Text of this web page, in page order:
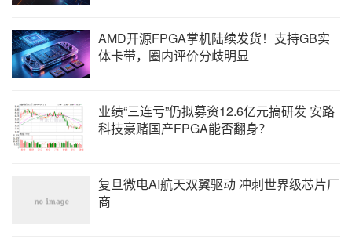
AMD开源FPGA掌机陆续发货！支持GB实
体卡带，圈内评价分歧明显
业绩“三连亏”仍拟募资12.6亿元搞研发 安路
科技豪赌国产FPGA能否翻身？
复旦微电AI航天双翼驱动 冲刺世界级芯片厂
商